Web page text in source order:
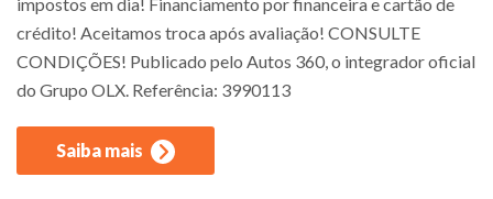
crédito! Aceitamos troca após avaliação! CONSULTE
CONDIÇÕES! Publicado pelo Autos 360, o integrador oficial
do Grupo OLX. Referência: 3990113
Saiba mais